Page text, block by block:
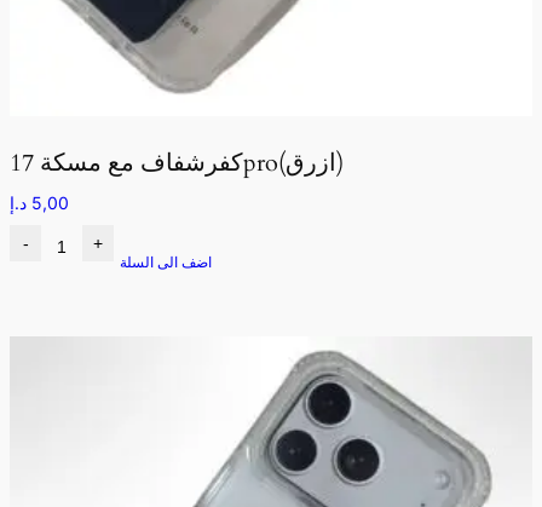
كفرشفاف مع مسكة 17pro(ازرق)
5,00 د.إ
- +
اضف الى السلة